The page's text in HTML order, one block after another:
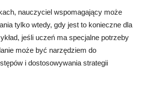
nauczyciel wspomagający może
tylko wtedy, gdy jest to konieczne dla
jeśli uczeń ma specjalne potrzeby
może być narzędziem do
i dostosowywania strategii